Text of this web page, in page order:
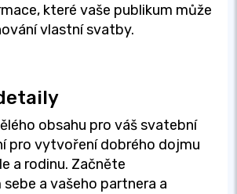
které vaše publikum může
vlastní svatby.
obsahu pro váš svatební
pro vytvoření dobrého dojmu
a rodinu. Začněte
a vašeho partnera a